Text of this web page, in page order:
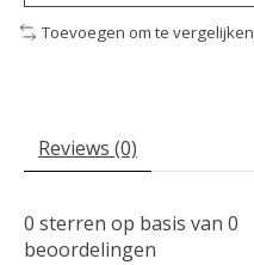
Toevoegen om te vergelijken
Reviews (0)
0 sterren op basis van 0
beoordelingen